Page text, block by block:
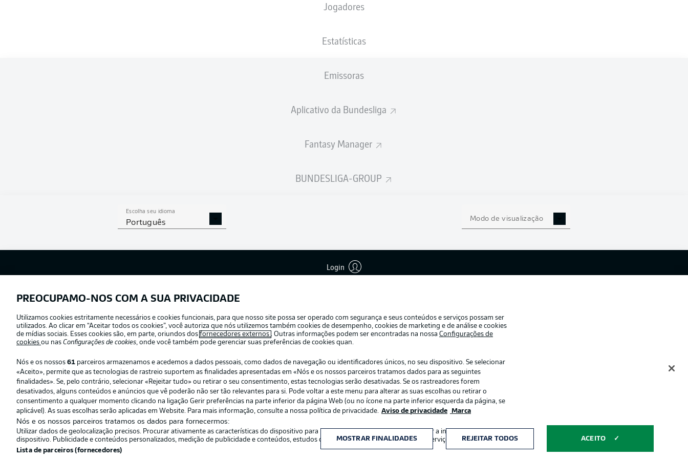
Jogadores
Estatísticas
Emissoras
Aplicativo da Bundesliga
Fantasy Manager
BUNDESLIGA-GROUP
Escolha seu idioma
Português Modo de visualização
Login
Football as it’s meant to be
Oferecido por
Publicidade Avisos legais
Trabalhe conosco
© 2026 Bundesliga-Gruppe GmbH
Escolha seu idioma
Português Modo de visualização
PREOCUPAMO-NOS COM A SUA PRIVACIDADE
Utilizamos cookies estritamente necessários e cookies funcionais, para que nosso site possa ser operado com segurança e seus conteúdos e serviços possam ser
utilizados. Ao clicar em “Aceitar todos os cookies”, você autoriza que nós utilizemos também cookies de desempenho, cookies de marketing e de análise e cookies
de mídias sociais. Esses cookies são, em parte, oriundos dos fornecedores externos . Outras informações podem ser encontradas na nossa Configurações de
cookies ou nas Configurações de cookies, onde você também pode gerenciar suas preferências de cookies quan.
Nós e os nossos 61 parceiros armazenamos e acedemos a dados pessoais, como dados de navegação ou identificadores únicos, no seu dispositivo. Se selecionar
«Aceito», permite que as tecnologias de rastreio suportem as finalidades apresentadas em «Nós e os nossos parceiros tratamos dados para as seguintes
finalidades». Se, pelo contrário, selecionar «Rejeitar tudo» ou retirar o seu consentimento, estas tecnologias serão desativadas. Se os rastreadores forem
desativados, alguns conteúdos e anúncios que vê poderão não ser tão relevantes para si. Pode voltar a este menu para alterar as suas escolhas ou retirar o
consentimento a qualquer momento clicando na ligação Gerir preferências na parte inferior da página Web (ou no ícone na parte inferior esquerda da página, se
aplicável). As suas escolhas serão aplicadas em Website. Para mais informação, consulte a nossa política de privacidade. Aviso de privacidade Marca
Nós e os nossos parceiros tratamos os dados para fornecermos:
Utilizar dados de geolocalização precisos. Procurar ativamente as características do dispositivo para identificação. Armazenar e/ou aceder a informações num
dispositivo. Publicidade e conteúdos personalizados, medição de publicidade e conteúdos, estudos de audiência e desenvolvimento de serviços.
Lista de parceiros (fornecedores)
ACEITO
REJEITAR TODOS
MOSTRAR FINALIDADES